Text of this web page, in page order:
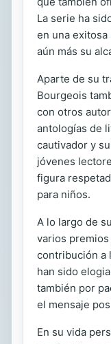
La serie ha
en una
aún más su
Aparte de su
Bourgeois
con otros
antologías de
cautivador y
jóvenes
figura
para niños.
A lo largo de
varios
contribución a
han sido
también por
el mensaje
En su vida